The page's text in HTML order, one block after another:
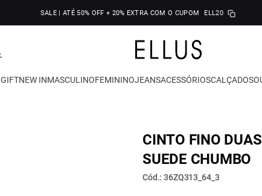
SALE | ATÉ 50% OFF + 20% EXTRA COM O CUPOM ELL20
GIFTNEW INMASCULINOFEMININOJEANSACESSÓRIOSCALÇADOS
CINTO FINO
SUEDE CHUMBO
Cód.: 36ZQ313_64_3